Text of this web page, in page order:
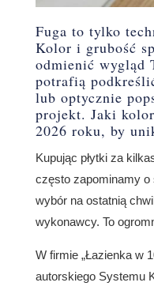
Fuga to tylko
Kolor i grubość
odmienić wygląd
potrafią
lub optycznie
projekt. Jaki
2026 roku, by
Kupując płytki za
często zapominamy o
wybór na ostatnią
wykonawcy. To
W firmie „Łazienka w
autorskiego Systemu